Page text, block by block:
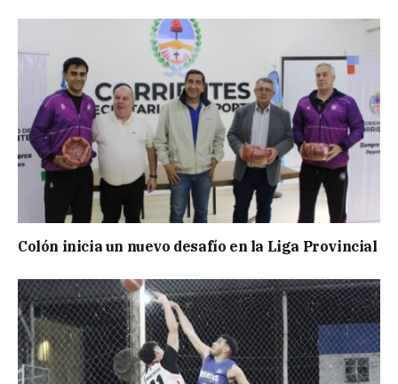
Colón inicia un nuevo desafío en la Liga Provincial